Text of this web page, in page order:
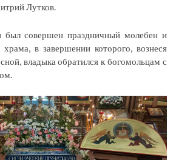
Лутков.
был совершен праздничный молебен и
в завершении которого, вознеся
владыка обратился к богомольцам с